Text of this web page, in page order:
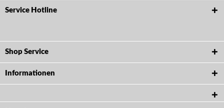
Service Hotline
Shop Service
Informationen